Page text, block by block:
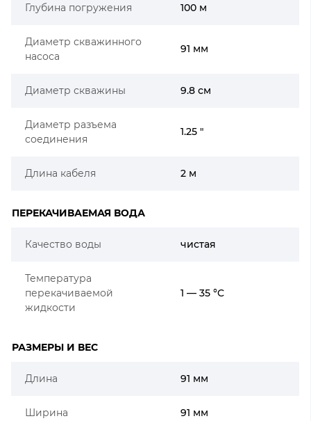
Глубина погружения 100 м
Диаметр скважинного
насоса
91 мм
Диаметр скважины 9.8 см
Диаметр разъема
соединения
1.25 "
Длина кабеля 2 м
ПЕРЕКАЧИВАЕМАЯ ВОДА
Качество воды чистая
Температура
перекачиваемой
жидкости
1 — 35 °C
РАЗМЕРЫ И ВЕС
Длина 91 мм
Ширина 91 мм